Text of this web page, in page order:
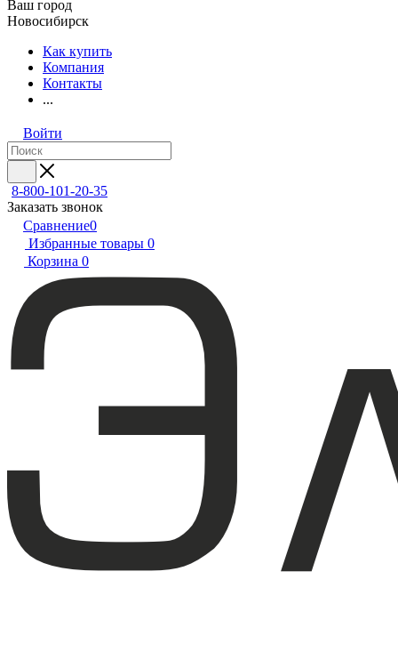
Ваш город
Новосибирск
Как купить
Компания
Контакты
...
Войти
8-800-101-20-35
Заказать звонок
Сравнение0
Избранные товары 0
Корзина 0